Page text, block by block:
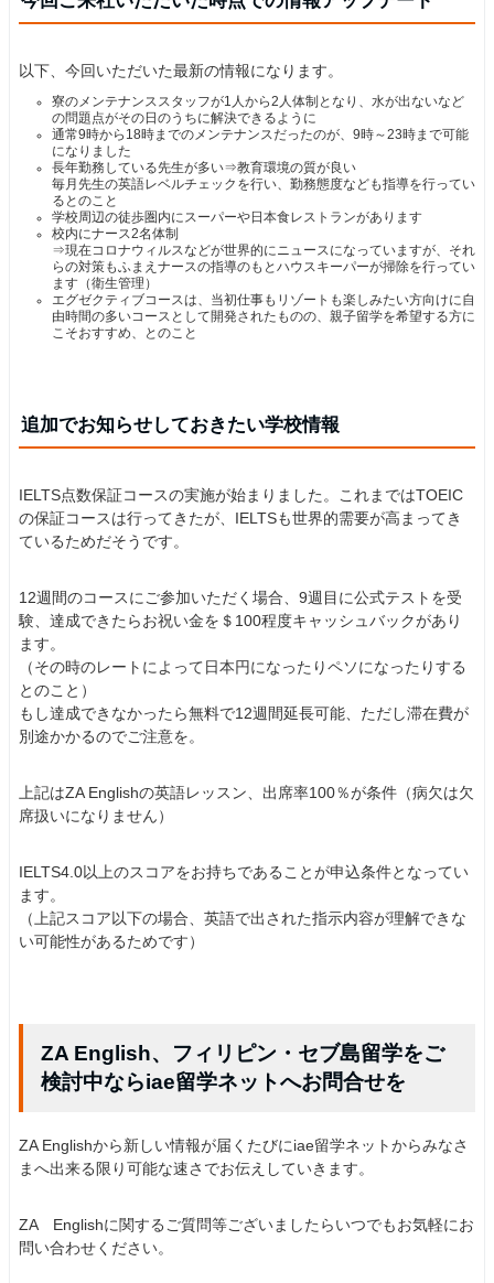
以下、今回いただいた最新の情報になります。
寮のメンテナンススタッフが1人から2人体制となり、水が出ないなど
の問題点がその日のうちに解決できるように
通常9時から18時までのメンテナンスだったのが、9時～23時まで可能
になりました
長年勤務している先生が多い⇒教育環境の質が良い
毎月先生の英語レベルチェックを行い、勤務態度なども指導を行ってい
るとのこと
学校周辺の徒歩圏内にスーパーや日本食レストランがあります
校内にナース2名体制
⇒現在コロナウィルスなどが世界的にニュースになっていますが、それ
らの対策もふまえナースの指導のもとハウスキーパーが掃除を行ってい
ます（衛生管理）
エグゼクティブコースは、当初仕事もリゾートも楽しみたい方向けに自
由時間の多いコースとして開発されたものの、親子留学を希望する方に
こそおすすめ、とのこと
追加でお知らせしておきたい学校情報
IELTS点数保証コースの実施が始まりました。これまではTOEIC
の保証コースは行ってきたが、IELTSも世界的需要が高まってき
ているためだそうです。
12週間のコースにご参加いただく場合、9週目に公式テストを受
験、達成できたらお祝い金を＄100程度キャッシュバックがあり
ます。
（その時のレートによって日本円になったりペソになったりする
とのこと）
もし達成できなかったら無料で12週間延長可能、ただし滞在費が
別途かかるのでご注意を。
上記はZA Englishの英語レッスン、出席率100％が条件（病欠は欠
席扱いになりません）
IELTS4.0以上のスコアをお持ちであることが申込条件となってい
ます。
（上記スコア以下の場合、英語で出された指示内容が理解できな
い可能性があるためです）
ZA English、フィリピン・セブ島留学をご
検討中ならiae留学ネットへお問合せを
ZA Englishから新しい情報が届くたびにiae留学ネットからみなさ
まへ出来る限り可能な速さでお伝えしていきます。
ZA Englishに関するご質問等ございましたらいつでもお気軽にお
問い合わせください。